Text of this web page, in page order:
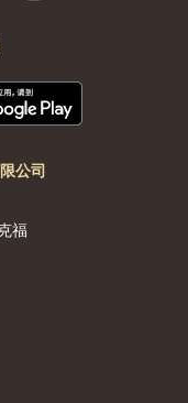
公司
福